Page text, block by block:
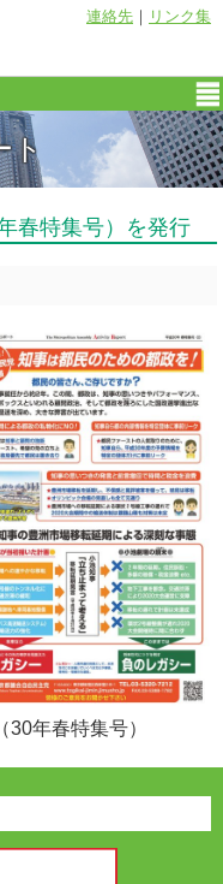
連絡先 ｜ リンク集
ト
春特集号）を発行
年春特集号）